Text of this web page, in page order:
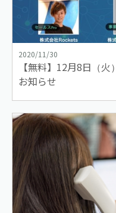
2020/11/30
【無料】12月8日（
お知らせ